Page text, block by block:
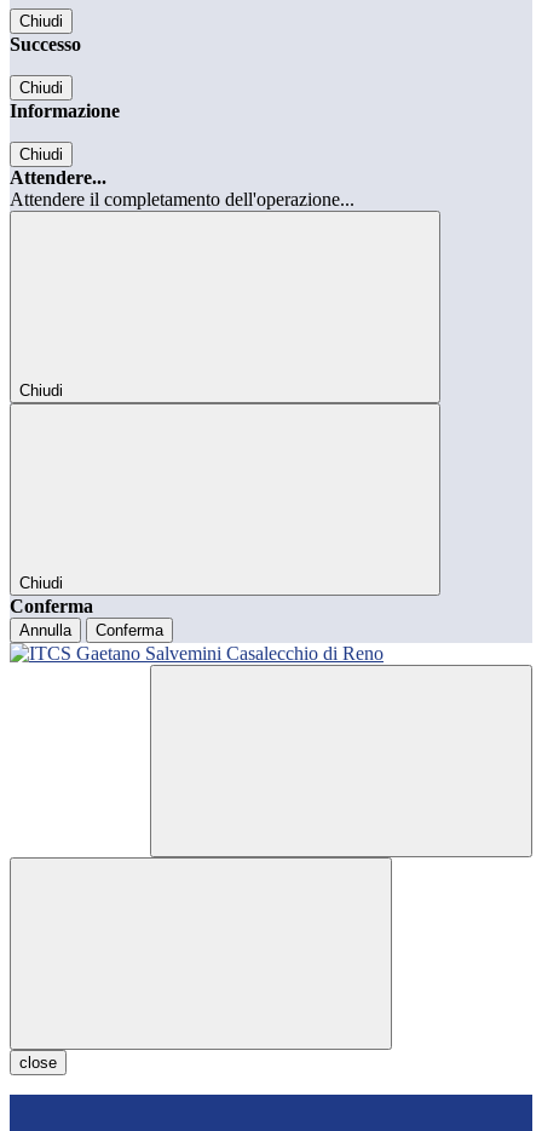
Chiudi
Successo
Chiudi
Informazione
Chiudi
Attendere...
Attendere il completamento dell'operazione...
Chiudi
Chiudi
Conferma
Annulla Conferma
close